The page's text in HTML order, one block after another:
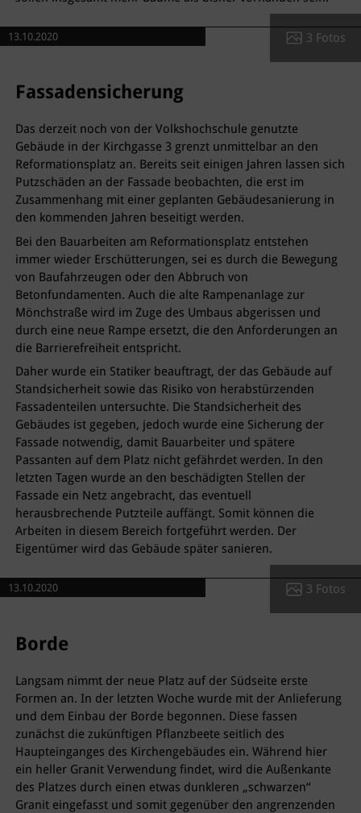
13.10.2020 3 Fotos
Fassadensicherung
Das derzeit noch von der Volkshochschule genutzte
Gebäude in der Kirchgasse 3 grenzt unmittelbar an den
Reformationsplatz an. Bereits seit einigen Jahren lassen sich
Putzschäden an der Fassade beobachten, die erst im
Zusammenhang mit einer geplanten Gebäudesanierung in
den kommenden Jahren beseitigt werden.
Bei den Bauarbeiten am Reformationsplatz entstehen
immer wieder Erschütterungen, sei es durch die Bewegung
von Baufahrzeugen oder den Abbruch von
Betonfundamenten. Auch die alte Rampenanlage zur
Mönchstraße wird im Zuge des Umbaus abgerissen und
durch eine neue Rampe ersetzt, die den Anforderungen an
die Barrierefreiheit entspricht.
Daher wurde ein Statiker beauftragt, der das Gebäude auf
Standsicherheit sowie das Risiko von herabstürzenden
Fassadenteilen untersuchte. Die Standsicherheit des
Gebäudes ist gegeben, jedoch wurde eine Sicherung der
Fassade notwendig, damit Bauarbeiter und spätere
Passanten auf dem Platz nicht gefährdet werden. In den
letzten Tagen wurde an den beschädigten Stellen der
Fassade ein Netz angebracht, das eventuell
herausbrechende Putzteile auffängt. Somit können die
Arbeiten in diesem Bereich fortgeführt werden. Der
Eigentümer wird das Gebäude später sanieren.
13.10.2020 3 Fotos
Borde
Langsam nimmt der neue Platz auf der Südseite erste
Formen an. In der letzten Woche wurde mit der Anlieferung
und dem Einbau der Borde begonnen. Diese fassen
zunächst die zukünftigen Pflanzbeete seitlich des
Haupteinganges des Kirchengebäudes ein. Während hier
ein heller Granit Verwendung findet, wird die Außenkante
des Platzes durch einen etwas dunkleren „schwarzen“
Granit eingefasst und somit gegenüber den angrenzenden